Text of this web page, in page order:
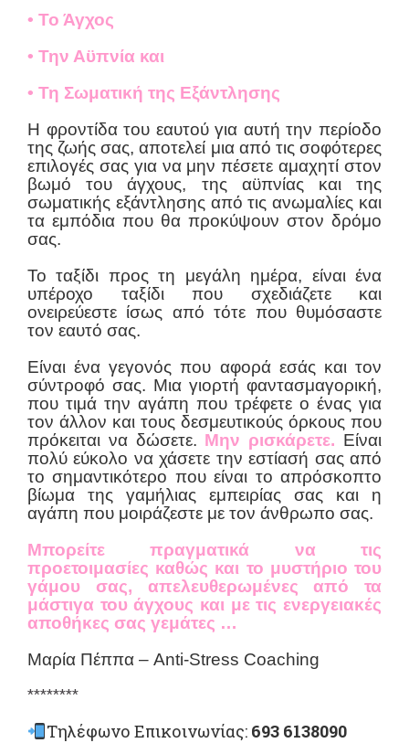
• Το Άγχος
• Την Αϋπνία και
• Τη Σωματική της Εξάντλησης
Η φροντίδα του εαυτού για αυτή την περίοδο
της ζωής σας, αποτελεί μια από τις σοφότερες
επιλογές σας για να μην πέσετε αμαχητί στον
βωμό του άγχους, της αϋπνίας και της
σωματικής εξάντλησης από τις ανωμαλίες και
τα εμπόδια που θα προκύψουν στον δρόμο
σας.
Το ταξίδι προς τη μεγάλη ημέρα, είναι ένα
υπέροχο ταξίδι που σχεδιάζετε και
ονειρεύεστε ίσως από τότε που θυμόσαστε
τον εαυτό σας.
Είναι ένα γεγονός που αφορά εσάς και τον
σύντροφό σας. Μια γιορτή φαντασμαγορική,
που τιμά την αγάπη που τρέφετε ο ένας για
τον άλλον και τους δεσμευτικούς όρκους που
πρόκειται να δώσετε. Μην ρισκάρετε. Είναι
πολύ εύκολο να χάσετε την εστίασή σας από
το σημαντικότερο που είναι το απρόσκοπτο
βίωμα της γαμήλιας εμπειρίας σας και η
αγάπη που μοιράζεστε με τον άνθρωπο σας.
Μπορείτε πραγματικά να τις
προετοιμασίες καθώς και το μυστήριο του
γάμου σας, απελευθερωμένες από τα
μάστιγα του άγχους και με τις ενεργειακές
αποθήκες σας γεμάτες …
Μαρία Πέππα – Anti-Stress Coaching
********
Τηλέφωνο Επικοινωνίας: 693 6138090